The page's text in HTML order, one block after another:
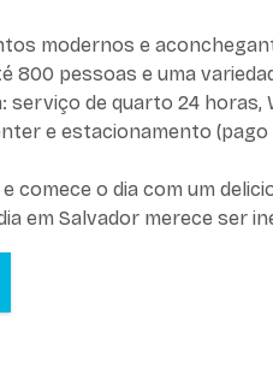
modernos e
800 pessoas e uma
serviço de quarto 24 horas,
e estacionamento (pago
comece o dia com um
em Salvador merece ser